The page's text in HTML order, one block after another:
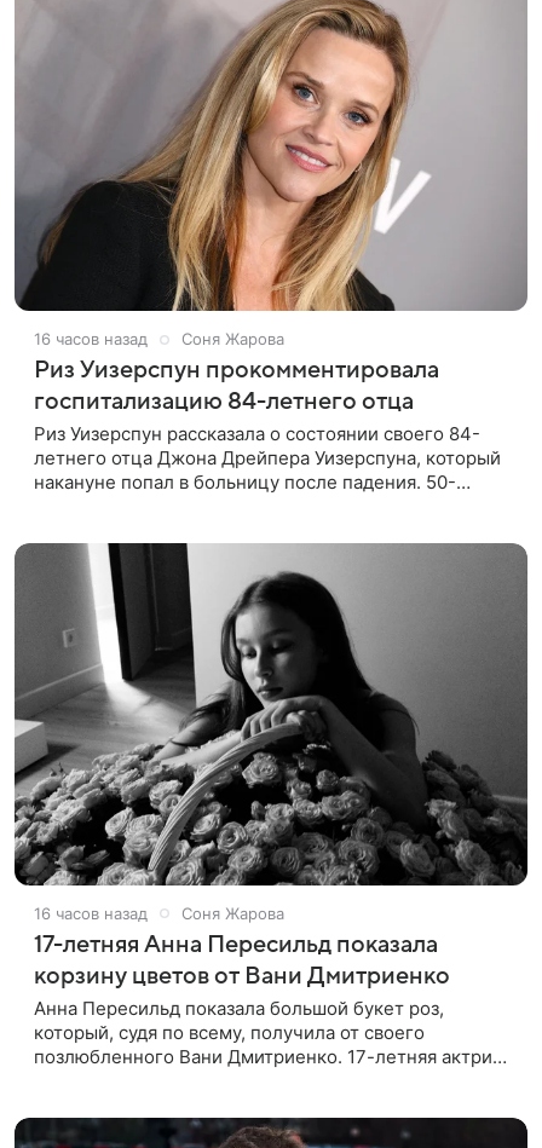
16 часов назад Соня Жарова
Риз Уизерспун прокомментировала
госпитализацию 84-летнего отца
Риз Уизерспун рассказала о состоянии своего 84-
летнего отца Джона Дрейпера Уизерспуна, который
накануне попал в больницу после падения. 50-
16 часов назад Соня Жарова
17-летняя Анна Пересильд показала
корзину цветов от Вани Дмитриенко
Анна Пересильд показала большой букет роз,
который, судя по всему, получилa от своего
позлюбленного Вани Дмитриенко. 17-летняя актриса